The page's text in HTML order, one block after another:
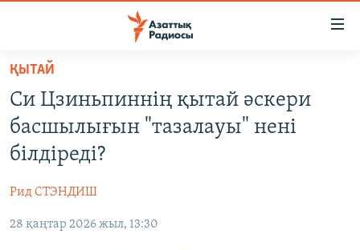
Skip
main
content
Skip
main
Skip
САЯСАТ
AZATTYQTV
АДАМ ҚҰҚЫҚТАРЫ
ӘЛЕУМЕТ
ҚЫТАЙ
Си Цзиньпиннің қытай әскери
басшылығын "тазалауы" нені
білдіреді?
Рид СТЭНДИШ
28 қаңтар 2026 жыл, 13:30